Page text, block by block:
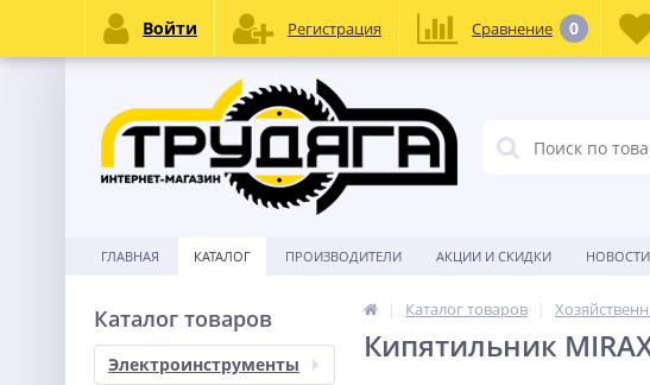
ГЛАВНАЯ КАТАЛОГ ПРОИЗВОДИТЕЛИ АКЦИИ И СКИДКИ НОВОСТИ
Каталог товаров
Электроинструменты
Каталог товаров
Кипятильник
Войти Регистрация Сравнение 0